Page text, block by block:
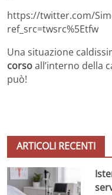
https://twitter.com/
ref_src=twsrc%5Etfw
Una situazione
corsoall’interno della
può!
ARTICOLI RECENTI